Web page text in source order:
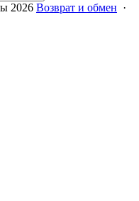
2026 Возврат и обмен ·